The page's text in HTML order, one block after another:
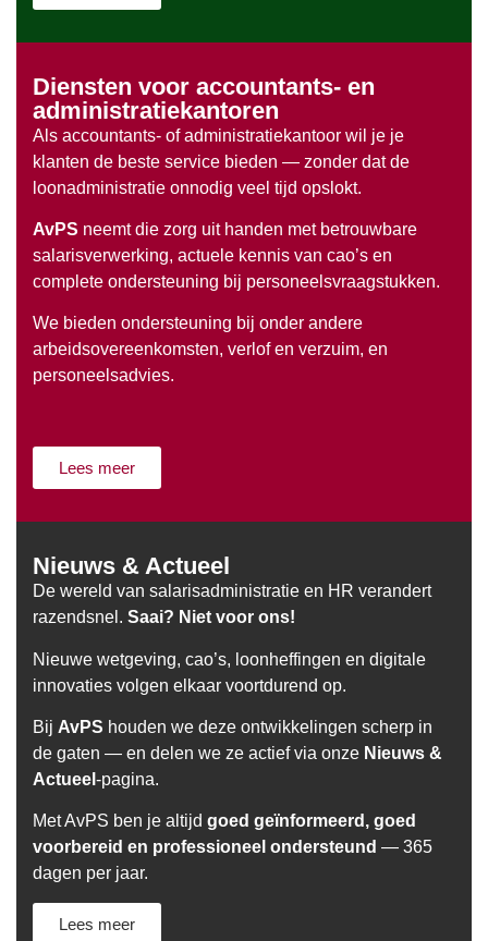
Diensten voor accountants- en
administratiekantoren
Als accountants- of administratiekantoor wil je je
klanten de beste service bieden — zonder dat de
loonadministratie onnodig veel tijd opslokt.
AvPS neemt die zorg uit handen met betrouwbare
salarisverwerking, actuele kennis van cao’s en
complete ondersteuning bij personeelsvraagstukken.
We bieden ondersteuning bij onder andere
arbeidsovereenkomsten, verlof en verzuim, en
personeelsadvies.
Lees meer
Nieuws & Actueel
De wereld van salarisadministratie en HR verandert
razendsnel. Saai? Niet voor ons!
Nieuwe wetgeving, cao’s, loonheffingen en digitale
innovaties volgen elkaar voortdurend op.
Bij AvPS houden we deze ontwikkelingen scherp in
de gaten — en delen we ze actief via onze Nieuws &
Actueel -pagina.
Met AvPS ben je altijd goed geïnformeerd, goed
voorbereid en professioneel ondersteund — 365
dagen per jaar.
Lees meer